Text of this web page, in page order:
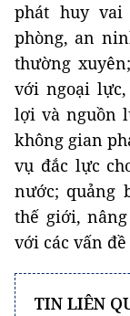
phát huy
phòng, an
thường
với ngoại
lợi và nguồn
không gian
vụ đắc lực
nước; quảng
thế giới,
với các vấn
TIN LIÊN